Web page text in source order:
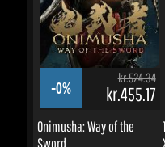
-0%
kr.524.34
kr.455.17
Onimusha: Way of the
Sword
PRENOTA